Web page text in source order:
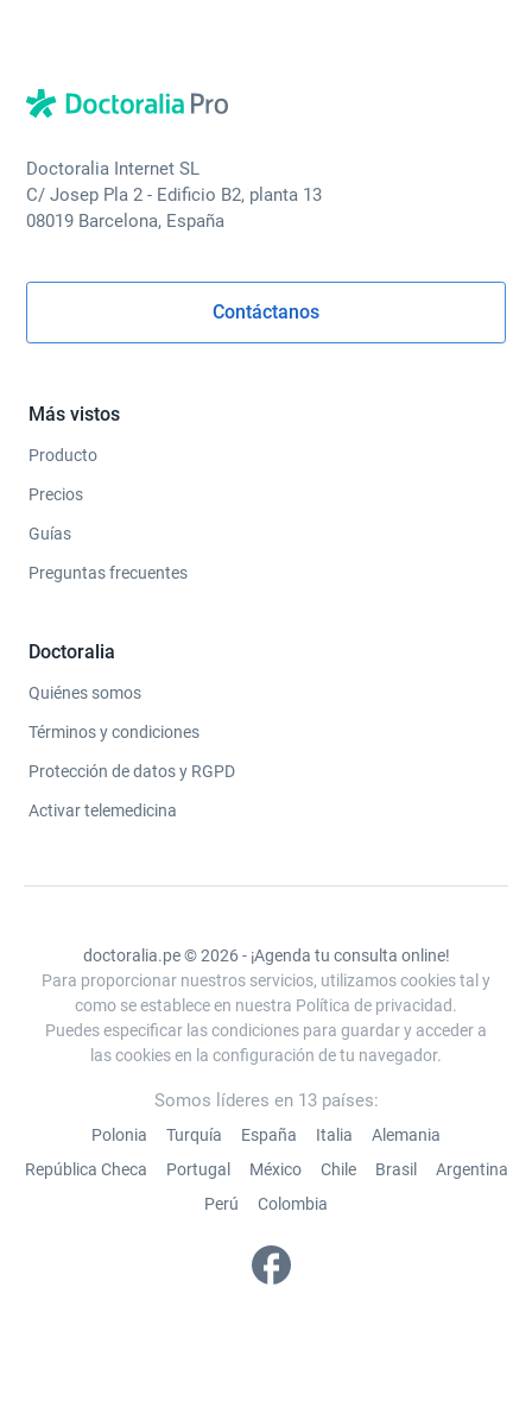
Doctoralia Internet SL
C/ Josep Pla 2 - Edificio B2, planta 13
08019 Barcelona, España
Contáctanos
Más vistos
Producto
Precios
Guías
Preguntas frecuentes
Doctoralia
Quiénes somos
Términos y condiciones
Protección de datos y RGPD
Activar telemedicina
doctoralia.pe © 2026 - ¡Agenda tu consulta online!
Para proporcionar nuestros servicios, utilizamos cookies tal y
como se establece en nuestra Política de privacidad.
Puedes especificar las condiciones para guardar y acceder a
las cookies en la configuración de tu navegador.
Somos líderes en 13 países:
Polonia Turquía España Italia
Alemania
República Checa
Portugal México Chile Brasil
Argentina
Perú
Colombia